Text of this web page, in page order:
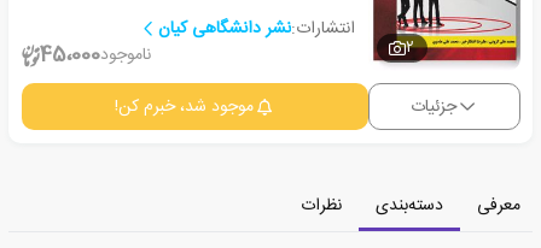
2
انتشارات:نشر دانشگاهی کیان
ناموجود45،000
جزئیات موجود شد، خبرم کن!
معرفی دسته‌بندی
نظرات